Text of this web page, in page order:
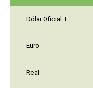
Dólar Oficial +
Euro
Real